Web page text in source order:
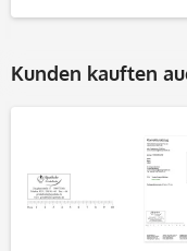
Kunden kauften